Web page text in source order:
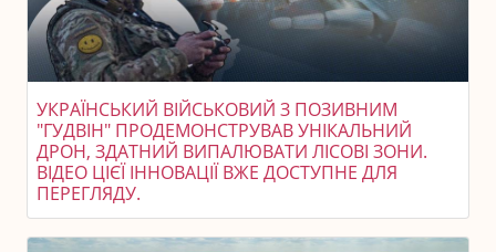
УКРАЇНСЬКИЙ ВІЙСЬКОВИЙ З ПОЗИВНИМ
"ГУДВІН" ПРОДЕМОНСТРУВАВ УНІКАЛЬНИЙ
ДРОН, ЗДАТНИЙ ВИПАЛЮВАТИ ЛІСОВІ ЗОНИ.
ВІДЕО ЦІЄЇ ІННОВАЦІЇ ВЖЕ ДОСТУПНЕ ДЛЯ
ПЕРЕГЛЯДУ.